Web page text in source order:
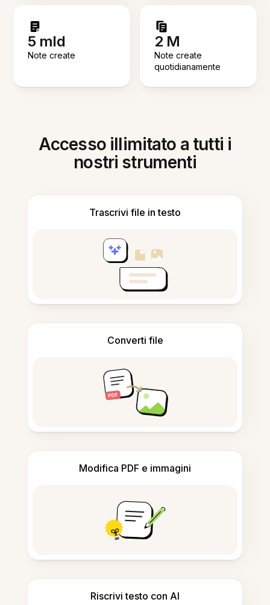
5 mld
Note create
2 M
Note create
quotidianamente
Accesso illimitato a tutti i
nostri strumenti
Trascrivi file in testo
Converti file
Modifica PDF e immagini
Riscrivi testo con AI